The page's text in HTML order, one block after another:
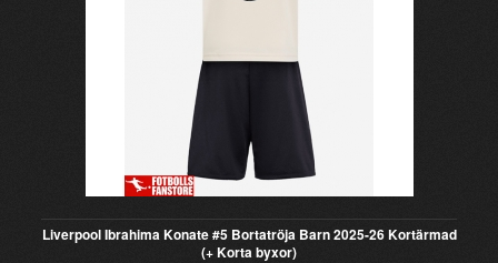
Liverpool Ibrahima Konate #5 Bortatröja Barn 2025-26 Kortärmad
(+ Korta byxor)